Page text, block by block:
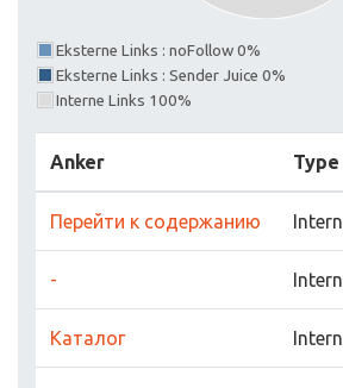
Eksterne Links : noFollow 0%
Eksterne Links : Sender Juice 0%
Interne Links 100%
Anker Type
Перейти к содержанию Intern
- Intern
Каталог Intern